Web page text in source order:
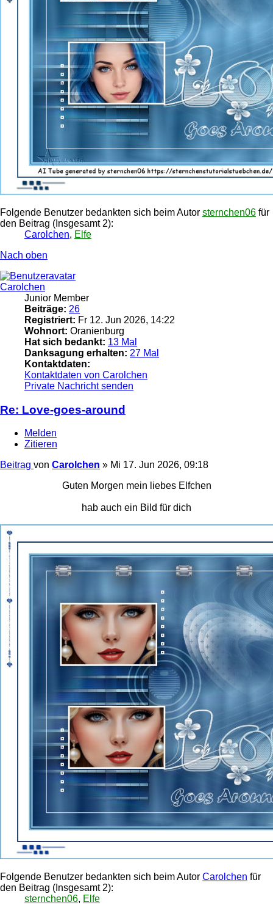
Folgende Benutzer bedankten sich beim Autor sternchen06 für
den Beitrag (Insgesamt 2):
Carolchen, Elfe
Nach oben
Carolchen
Junior Member
Beiträge: 26
Registriert: Fr 12. Jun 2026, 14:22
Wohnort: Oranienburg
Hat sich bedankt: 13 Mal
Danksagung erhalten: 27 Mal
Kontaktdaten:
Kontaktdaten von Carolchen
Private Nachricht senden
Re: Love-goes-around
Melden
Zitieren
Beitrag von Carolchen » Mi 17. Jun 2026, 09:18
Guten Morgen mein liebes Elfchen
hab auch ein Bild für dich
Folgende Benutzer bedankten sich beim Autor Carolchen für
den Beitrag (Insgesamt 2):
sternchen06, Elfe